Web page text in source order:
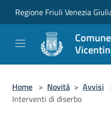
Regione Friuli Venezia
Home > Novità > Avvisi
Interventi di diserbo